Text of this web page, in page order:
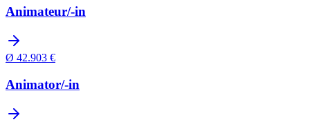
Animateur/-in
Ø 42.903 €
Animator/-in